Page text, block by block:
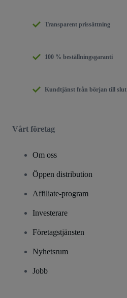
Transparent prissättning
100 % beställningsgaranti
Kundtjänst från början till slut
Vårt företag
Om oss
Öppen distribution
Affiliate-program
Investerare
Företagstjänsten
Nyhetsrum
Jobb